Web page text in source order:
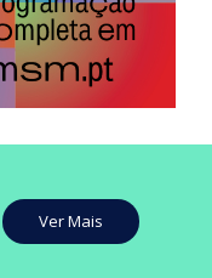
Ver Mais